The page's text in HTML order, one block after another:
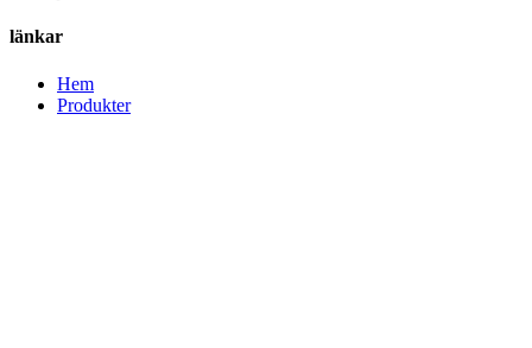
länkar
Hem
Produkter